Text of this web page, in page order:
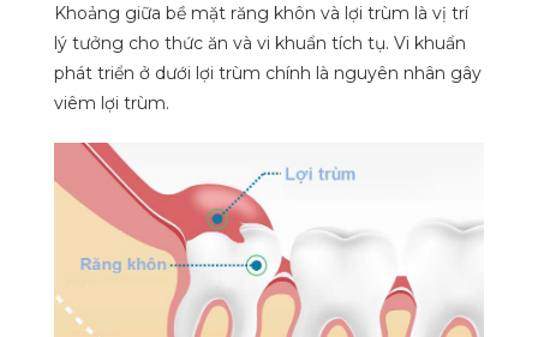
Khoảng giữa bề mặt răng khôn và lợi trùm là vị trí
lý tưởng cho thức ăn và vi khuẩn tích tụ. Vi khuẩn
phát triển ở dưới lợi trùm chính là nguyên nhân gây
viêm lợi trùm.